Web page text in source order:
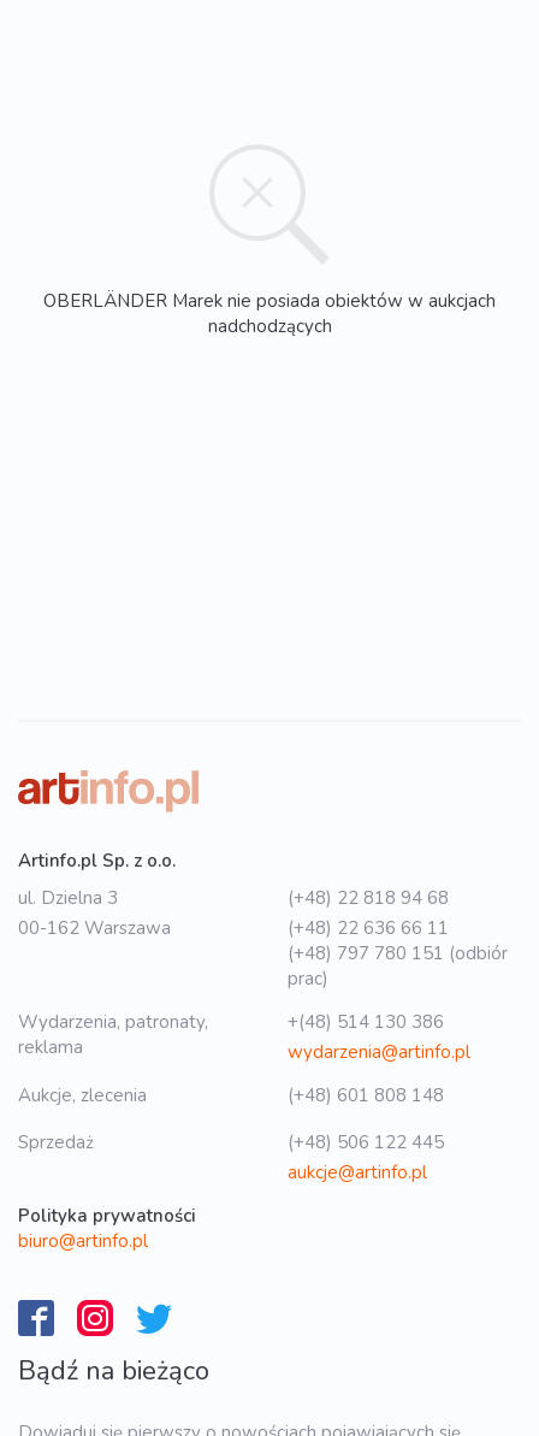
OBERLÄNDER Marek nie posiada obiektów w aukcjach
nadchodzących
Artinfo.pl Sp. z o.o.
ul. Dzielna 3
00-162 Warszawa
(+48) 22 818 94 68
(+48) 22 636 66 11
(+48) 797 780 151 (odbiór
prac)
Wydarzenia, patronaty,
reklama
+(48) 514 130 386
wydarzenia@artinfo.pl
Aukcje, zlecenia
(+48) 601 808 148
Sprzedaż
(+48) 506 122 445
aukcje@artinfo.pl
Polityka prywatności
biuro@artinfo.pl
Bądź na bieżąco